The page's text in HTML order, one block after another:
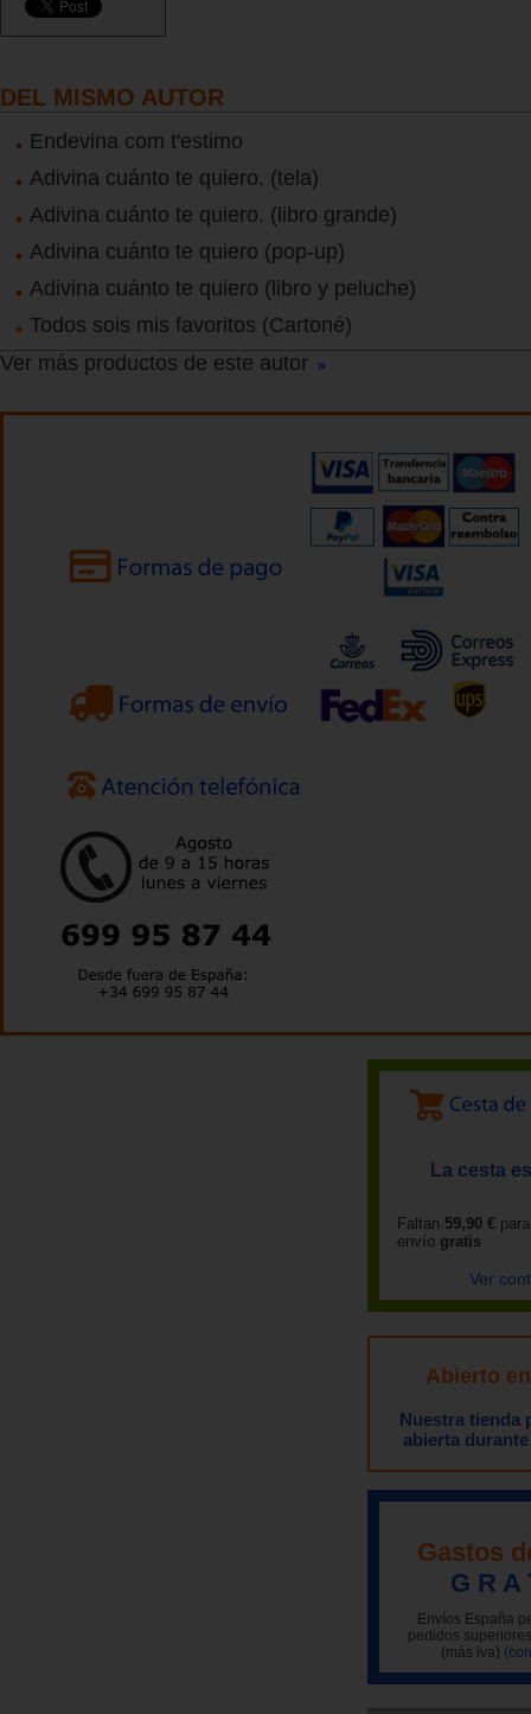
DEL MISMO AUTOR
Endevina com t'estimo
Adivina cuánto te quiero. (tela)
Adivina cuánto te quiero. (libro grande)
Adivina cuánto te quiero (pop-up)
Adivina cuánto te quiero (libro y peluche)
Todos sois mis favoritos (Cartoné)
Ver más productos de este autor
La cesta
Faltan 59,90 €
envío gratis
Ver
Abierto
Nuestra tienda
abierta
Gastos
G R A
Envíos España
pedidos
(más iva)